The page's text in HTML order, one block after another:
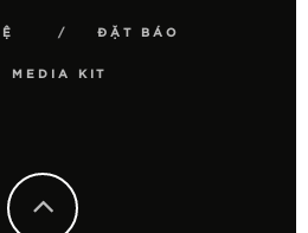
ĐẶT BÁO
MEDIA KIT